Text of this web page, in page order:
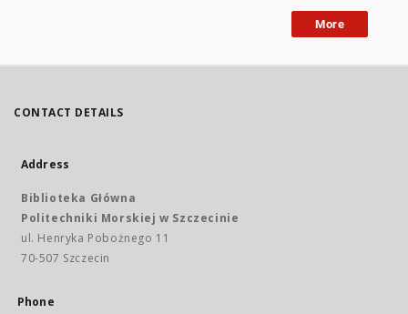
More
CONTACT DETAILS
Address
Biblioteka Główna
Politechniki Morskiej w Szczecinie
ul. Henryka Pobożnego 11
70-507 Szczecin
Phone